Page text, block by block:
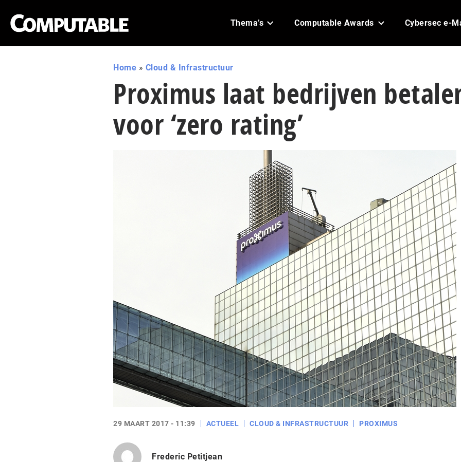
Thema’s Computable Awards Cybersec e-
Home » Cloud & Infrastructuur
Proximus laat bedrijven
voor ‘zero rating’
29 MAART 2017 - 11:39 ACTUEEL CLOUD & INFRASTRUCTUUR PROXIMUS
Frederic Petitjean